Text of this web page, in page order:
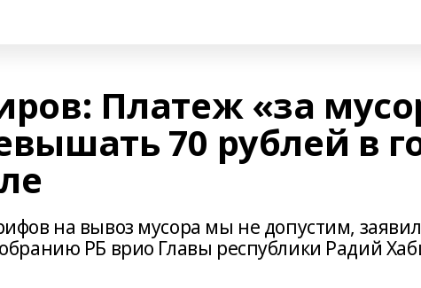
Платеж «за
70 рублей в
на вывоз мусора мы не допустим,
РБ врио Главы республики Радий